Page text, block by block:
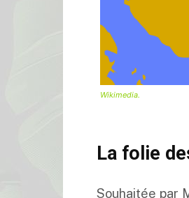
Wikimedia.
La folie
Souhaitée par